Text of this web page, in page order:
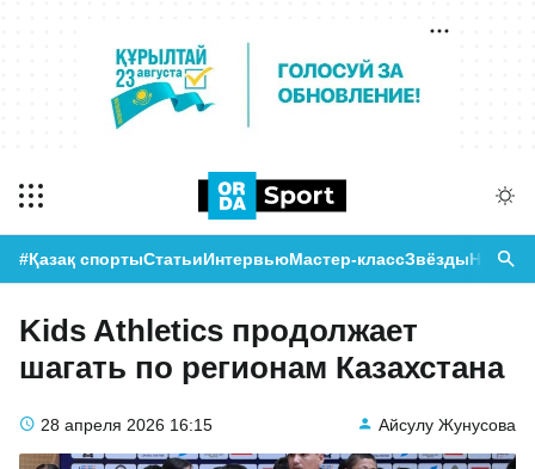
#Қазақ спортыСтатьиИнтервьюМастер-классЗвёзды
Kids Athletics продолжает
шагать по регионам Казахстана
28 апреля 2026 16:15 Айсулу Жунусова